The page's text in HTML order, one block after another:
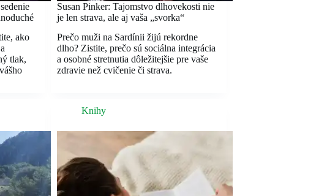
ako
tlak,
Susan Pinker: Tajomstvo dlhovekosti nie
je len strava, ale aj vaša „svorka“
Prečo muži na Sardínii žijú rekordne
dlho? Zistite, prečo sú sociálna integrácia
a osobné stretnutia dôležitejšie pre vaše
zdravie než cvičenie či strava.
Knihy